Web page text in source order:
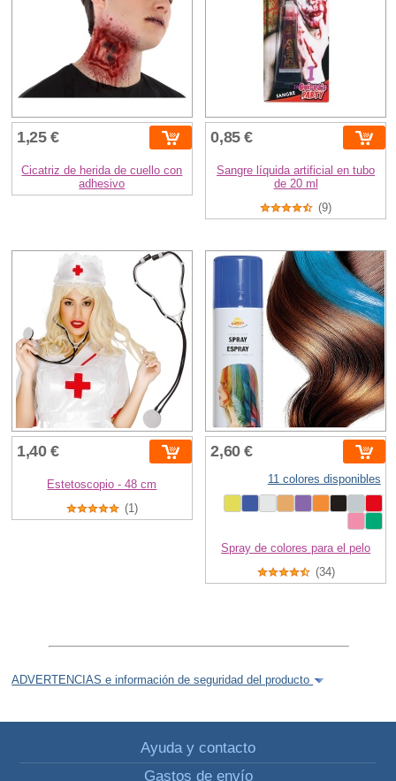
1,25 €
Cicatriz de herida de cuello con
adhesivo
0,85 €
Sangre líquida artificial en tubo
de 20 ml
(9)
1,40 €
Estetoscopio - 48 cm
(1)
2,60 €
11 colores disponibles
Spray de colores para el pelo
(34)
ADVERTENCIAS e información de seguridad del producto
Ayuda y contacto
Gastos de envío